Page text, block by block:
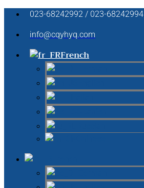
023-68242992 / 023-68242994
info@cqyhyq.com
French